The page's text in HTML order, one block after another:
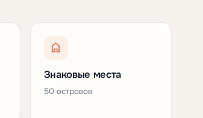
Знаковые места
50 островов